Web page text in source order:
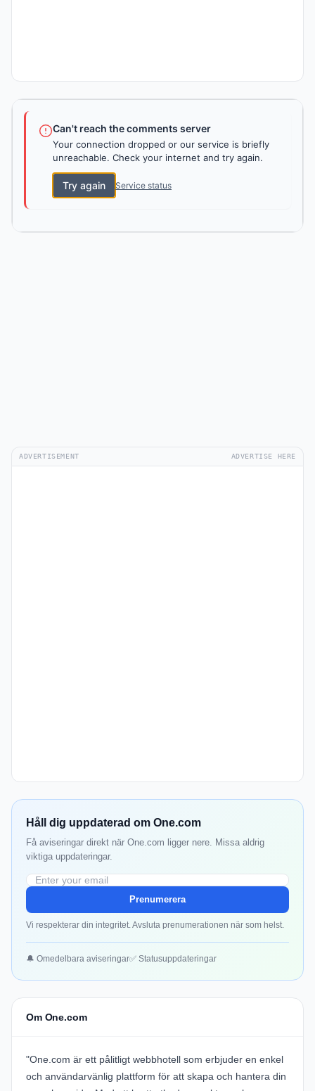
Can't reach the comments server
Your connection dropped or our service is briefly
unreachable. Check your internet and try again.
Try again Service status
ADVERTISEMENT ADVERTISE HERE
Håll dig uppdaterad om One.com
Få aviseringar direkt när One.com ligger nere. Missa aldrig
viktiga uppdateringar.
Prenumerera
Vi respekterar din integritet. Avsluta prenumerationen när som helst.
🔔 Omedelbara aviseringar✅ Statusuppdateringar
Om One.com
"One.com är ett pålitligt webbhotell som erbjuder en enkel
och användarvänlig plattform för att skapa och hantera din